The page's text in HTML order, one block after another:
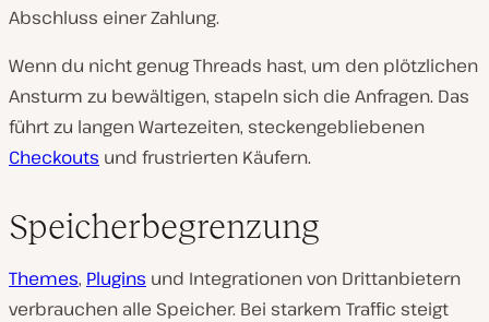
Abschluss einer Zahlung.
Wenn du nicht genug Threads hast, um den plötzlichen
Ansturm zu bewältigen, stapeln sich die Anfragen. Das
führt zu langen Wartezeiten, steckengebliebenen
Checkouts und frustrierten Käufern.
Speicherbegrenzung
Themes, Plugins und Integrationen von Drittanbietern
verbrauchen alle Speicher. Bei starkem Traffic steigt